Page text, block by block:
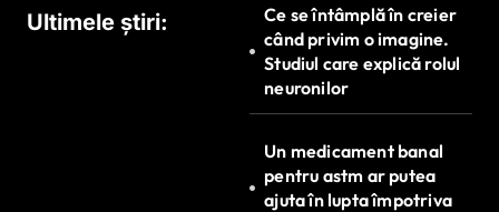
Ultimele știri:
Ce se întâmplă în creier
când privim o imagine.
Studiul care explică rolul
neuronilor
Un medicament banal
pentru astm ar putea
ajuta în lupta împotriva